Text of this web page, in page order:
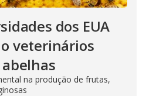
dos EUA
veterinários
na produção de frutas,